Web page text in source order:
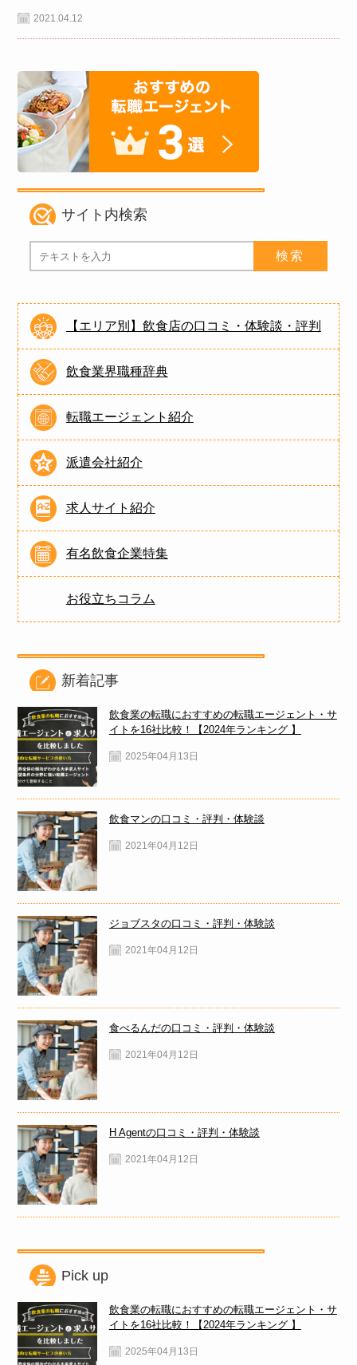
2021.04.12
サイト内検索
【エリア別】飲食店の口コミ・体験談・評判
飲食業界職種辞典
転職エージェント紹介
派遣会社紹介
求人サイト紹介
有名飲食企業特集
お役立ちコラム
新着記事
飲食業の転職におすすめの転職エージェント・サ
イトを16社比較！【2024年ランキング 】
2025年04月13日
飲食マンの口コミ・評判・体験談
2021年04月12日
ジョブスタの口コミ・評判・体験談
2021年04月12日
食べるんだの口コミ・評判・体験談
2021年04月12日
H Agentの口コミ・評判・体験談
2021年04月12日
Pick up
飲食業の転職におすすめの転職エージェント・サ
イトを16社比較！【2024年ランキング 】
2025年04月13日